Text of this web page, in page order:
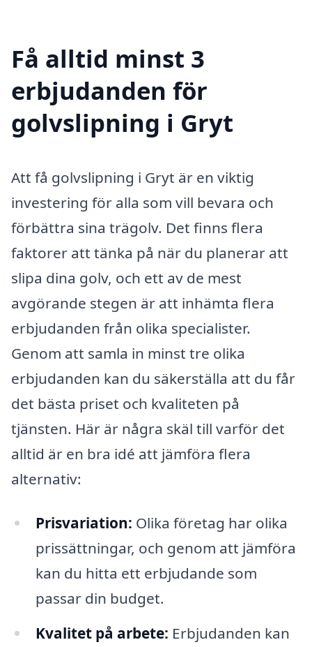
Få alltid minst 3
erbjudanden för
golvslipning i Gryt
Att få golvslipning i Gryt är en viktig
investering för alla som vill bevara och
förbättra sina trägolv. Det finns flera
faktorer att tänka på när du planerar att
slipa dina golv, och ett av de mest
avgörande stegen är att inhämta flera
erbjudanden från olika specialister.
Genom att samla in minst tre olika
erbjudanden kan du säkerställa att du får
det bästa priset och kvaliteten på
tjänsten. Här är några skäl till varför det
alltid är en bra idé att jämföra flera
alternativ:
Prisvariation: Olika företag har olika
prissättningar, och genom att jämföra
kan du hitta ett erbjudande som
passar din budget.
Kvalitet på arbete: Erbjudanden kan